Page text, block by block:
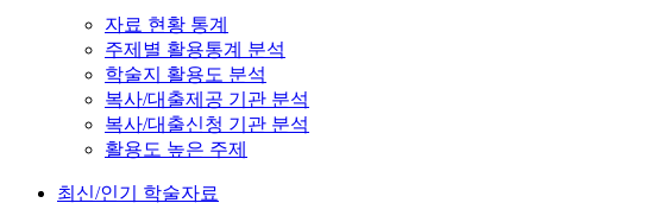
자료 현황 통계
주제별 활용통계 분석
학술지 활용도 분석
복사/대출제공 기관 분석
복사/대출신청 기관 분석
활용도 높은 주제
최신/인기 학술자료